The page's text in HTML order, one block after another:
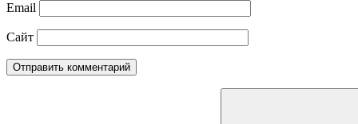
Email
Сайт